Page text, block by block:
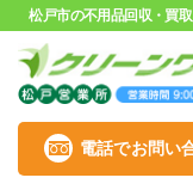
松戸市の不用品回収・買
電話でお問い